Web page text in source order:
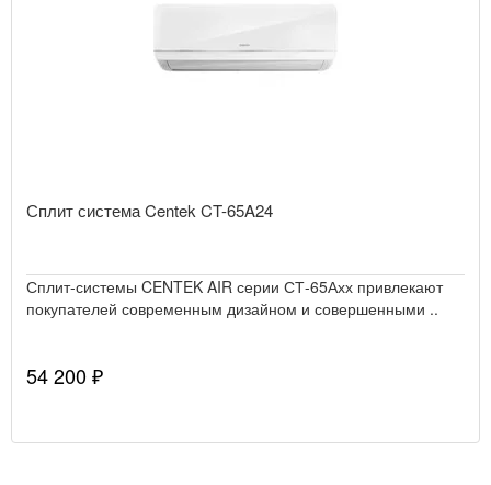
Сплит система Centek CT-65A24
Сплит-системы CENTEK AIR серии СТ-65Ахх привлекают
покупателей современным дизайном и совершенными ..
54 200 ₽